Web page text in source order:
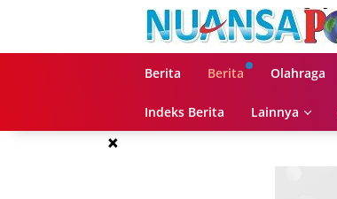
Berita Berita Olahraga
Indeks Berita Lainnya
×